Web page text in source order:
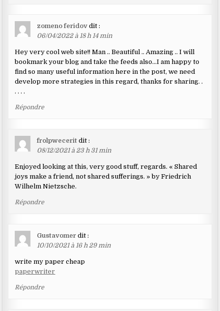
zomeno feridov dit :
06/04/2022 à 18 h 14 min
Hey very cool web site!! Man .. Beautiful .. Amazing .. I will
bookmark your blog and take the feeds also…I am happy to
find so many useful information here in the post, we need
develop more strategies in this regard, thanks for sharing. .
. . . .
Répondre
frolpwecerit dit :
08/12/2021 à 23 h 31 min
Enjoyed looking at this, very good stuff, regards. « Shared
joys make a friend, not shared sufferings. » by Friedrich
Wilhelm Nietzsche.
Répondre
Gustavomer dit :
10/10/2021 à 16 h 29 min
write my paper cheap
paperwriter
Répondre